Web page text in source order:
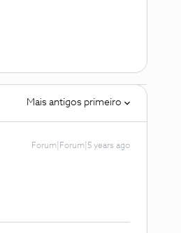
Mais antigos primeiro
Forum|Forum|5 years ago